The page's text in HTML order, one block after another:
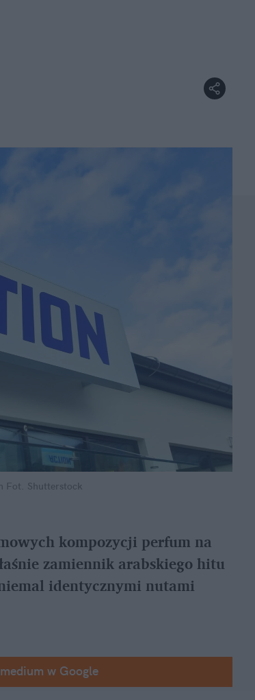
Fot. Shutterstock
kompozycji perfum na
zamiennik arabskiego hitu
identycznymi nutami
w Google